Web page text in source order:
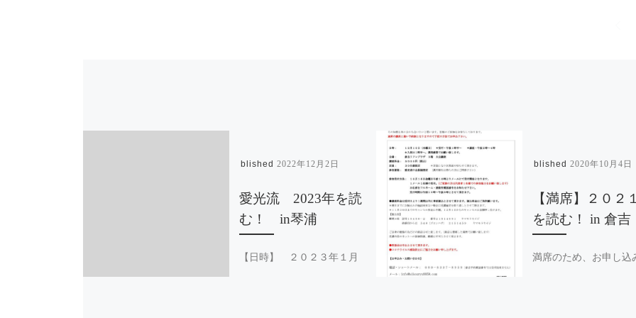
Published2022年12月2日
愛光流 2023年を読
む！ in琴浦
【日時】 ２０２３年１月
Published 2020年10月4日
【満席】２０２
を読む！ in 倉吉
満席のため、お申し込